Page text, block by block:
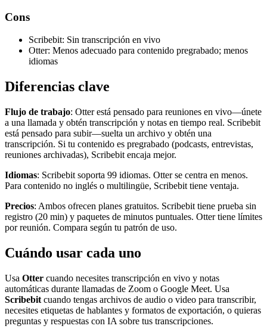
Cons
Scribebit: Sin transcripción en vivo
Otter: Menos adecuado para contenido pregrabado; menos
idiomas
Diferencias clave
Flujo de trabajo: Otter está pensado para reuniones en vivo—únete
a una llamada y obtén transcripción y notas en tiempo real. Scribebit
está pensado para subir—suelta un archivo y obtén una
transcripción. Si tu contenido es pregrabado (podcasts, entrevistas,
reuniones archivadas), Scribebit encaja mejor.
Idiomas: Scribebit soporta 99 idiomas. Otter se centra en menos.
Para contenido no inglés o multilingüe, Scribebit tiene ventaja.
Precios: Ambos ofrecen planes gratuitos. Scribebit tiene prueba sin
registro (20 min) y paquetes de minutos puntuales. Otter tiene límites
por reunión. Compara según tu patrón de uso.
Cuándo usar cada uno
Usa Otter cuando necesites transcripción en vivo y notas
automáticas durante llamadas de Zoom o Google Meet. Usa
Scribebit cuando tengas archivos de audio o video para transcribir,
necesites etiquetas de hablantes y formatos de exportación, o quieras
preguntas y respuestas con IA sobre tus transcripciones.